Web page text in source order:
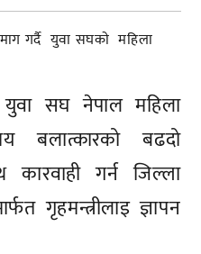
युवा सघ नेपाल महिला
बलात्कारको बढदो
गर्न जिल्ला
गृहमन्त्रीलाइ ज्ञापन